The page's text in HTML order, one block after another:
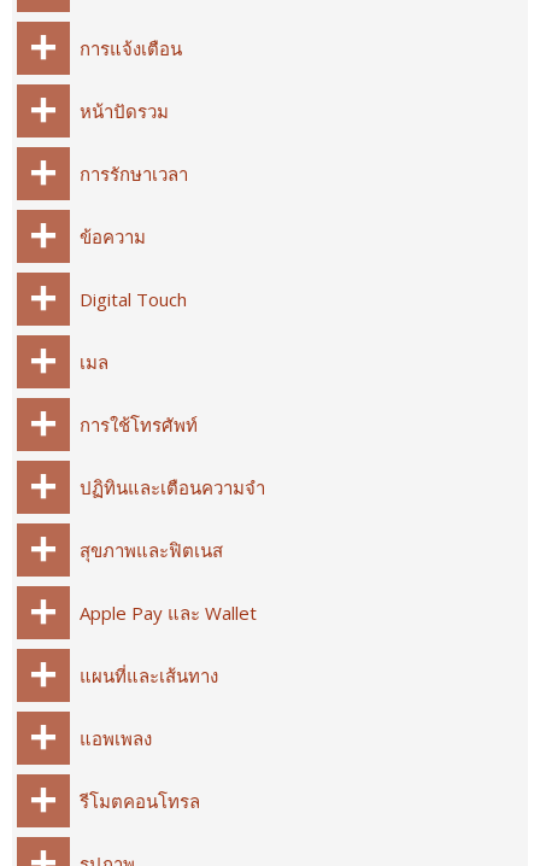
การแจ้งเตือน
หน้าปัดรวม
การรักษาเวลา
ข้อความ
Digital Touch
เมล
การใช้โทรศัพท์
ปฏิทินและเตือนความจำ
สุขภาพและฟิตเนส
Apple Pay และ Wallet
แผนที่และเส้นทาง
แอพเพลง
รีโมตคอนโทรล